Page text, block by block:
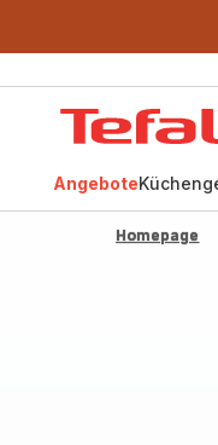
Angebote
Homepage